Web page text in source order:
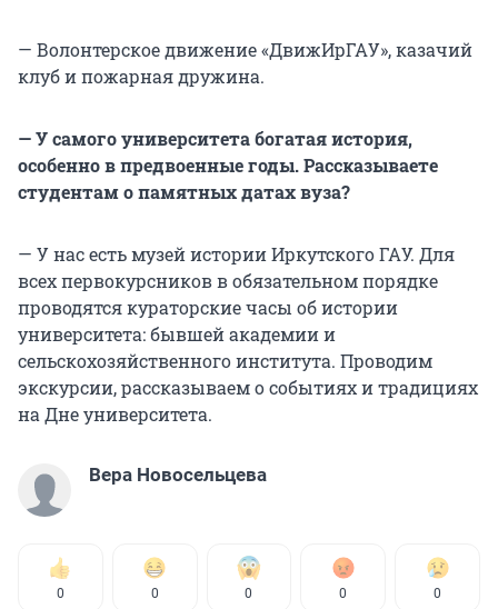
— Волонтерское движение «ДвижИрГАУ», казачий
клуб и пожарная дружина.
— У самого университета богатая история,
особенно в предвоенные годы. Рассказываете
студентам о памятных датах вуза?
— У нас есть музей истории Иркутского ГАУ. Для
всех первокурсников в обязательном порядке
проводятся кураторские часы об истории
университета: бывшей академии и
сельскохозяйственного института. Проводим
экскурсии, рассказываем о событиях и традициях
на Дне университета.
Вера Новосельцева
0 0 0 0 0